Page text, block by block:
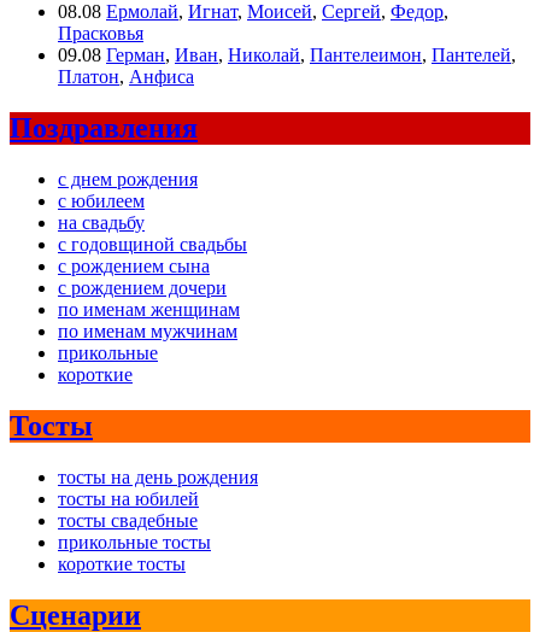
08.08 Ермолай, Игнат, Моисей, Сергей, Федор,
Прасковья
09.08 Герман, Иван, Николай, Пантелеимон, Пантелей,
Платон, Анфиса
Поздравления
с днем рождения
с юбилеем
на свадьбу
с годовщиной свадьбы
с рождением сына
с рождением дочери
по именам женщинам
по именам мужчинам
прикольные
короткие
Тосты
тосты на день рождения
тосты на юбилей
тосты свадебные
прикольные тосты
короткие тосты
Сценарии